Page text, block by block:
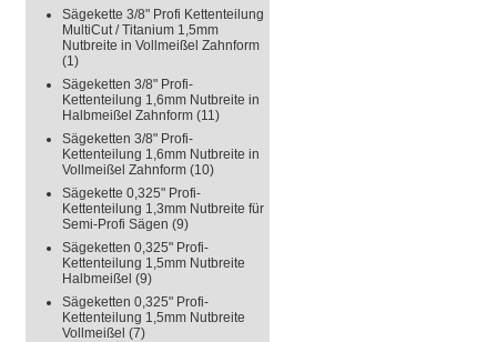
Sägekette 3/8" Profi Kettenteilung
MultiCut / Titanium 1,5mm
Nutbreite in Vollmeißel Zahnform
(1)
Sägeketten 3/8" Profi-
Kettenteilung 1,6mm Nutbreite in
Halbmeißel Zahnform (11)
Sägeketten 3/8" Profi-
Kettenteilung 1,6mm Nutbreite in
Vollmeißel Zahnform (10)
Sägekette 0,325" Profi-
Kettenteilung 1,3mm Nutbreite für
Semi-Profi Sägen (9)
Sägeketten 0,325" Profi-
Kettenteilung 1,5mm Nutbreite
Halbmeißel (9)
Sägeketten 0,325" Profi-
Kettenteilung 1,5mm Nutbreite
Vollmeißel (7)